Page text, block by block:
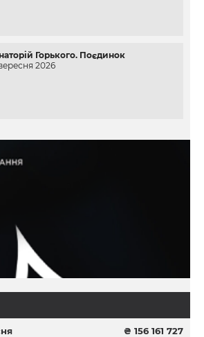
Горького. Поєдинок
2026
₴ 156 161 727